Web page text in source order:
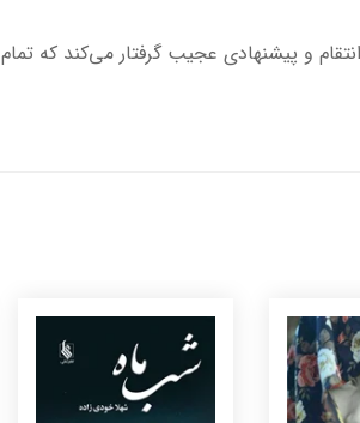
و پیشنهادی عجیب گرفتار می‌کند که تمام